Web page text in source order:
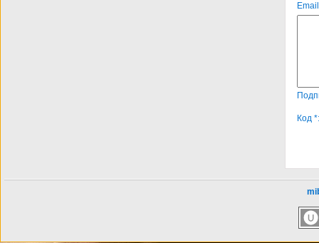
Код *: